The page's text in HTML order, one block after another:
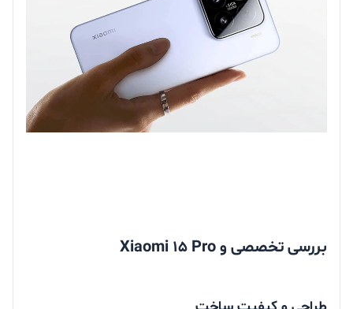
بررسی تخصصی و Xiaomi 15 Pro